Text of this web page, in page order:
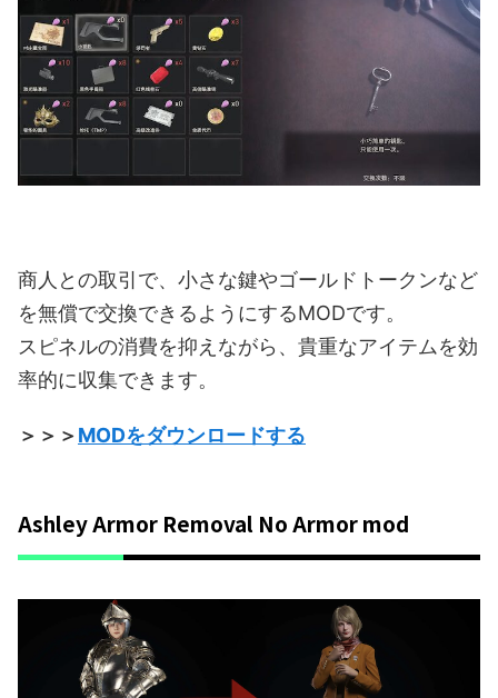
商人との取引で、小さな鍵やゴールドトークンなど
を無償で交換できるようにするMODです。
スピネルの消費を抑えながら、貴重なアイテムを効
率的に収集できます。
＞＞＞MODをダウンロードする
Ashley Armor Removal No Armor mod